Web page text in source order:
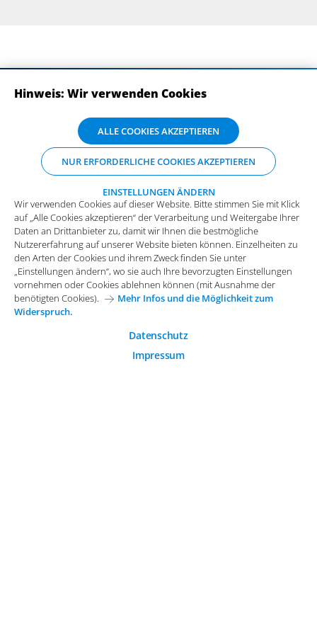
Impressum Datenschutz
Allgemeine Einkaufsbedingungen
Karriere bei Arvato Systems Kontakt
Wir verwenden Cookies auf dieser Website. Bitte stimmen Sie mit Klick
auf „Alle Cookies akzeptieren“ der Verarbeitung und Weitergabe Ihrer
Daten an Drittanbieter zu, damit wir Ihnen die bestmögliche
Nutzererfahrung auf unserer Website bieten können. Einzelheiten zu
den Arten der Cookies und ihrem Zweck finden Sie unter
„Einstellungen ändern“, wo sie auch Ihre bevorzugten Einstellungen
vornehmen oder Cookies ablehnen können (mit Ausnahme der
benötigten Cookies).
Mehr Infos und die Möglichkeit zum
Widerspruch.
Datenschutz
Impressum
Hinweis: Wir verwenden Cookies
ALLE COOKIES AKZEPTIEREN
NUR ERFORDERLICHE COOKIES AKZEPTIEREN
EINSTELLUNGEN ÄNDERN
Wir verwenden Cookies auf dieser Website. Bitte stimmen Sie mit Klick
auf „Alle Cookies akzeptieren“ der Verarbeitung und Weitergabe Ihrer
Daten an Drittanbieter zu, damit wir Ihnen die bestmögliche
Nutzererfahrung auf unserer Website bieten können. Einzelheiten zu
den Arten der Cookies und ihrem Zweck finden Sie unter
„Einstellungen ändern“, wo sie auch Ihre bevorzugten Einstellungen
vornehmen oder Cookies ablehnen können (mit Ausnahme der
benötigten Cookies).
Mehr Infos und die Möglichkeit zum
Widerspruch.
Funktionale Cookies
Diese Cookies sind essenziell wichtig für die einwandfreie
Funktion der Website.
Analytische Cookies
Analytische Cookies werden verwendet, um das